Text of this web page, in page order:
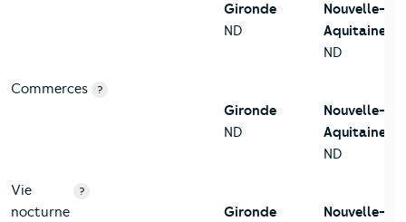
Gironde
ND
Nouvelle-
Aquitaine
ND
Commerces ?
Gironde
ND
Nouvelle-
Aquitaine
ND
Vie
nocturne
?
Gironde
Nouvelle-